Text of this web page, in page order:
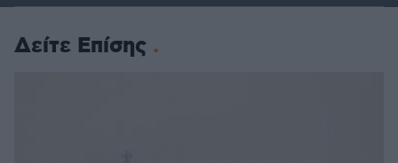
Δείτε Επίσης